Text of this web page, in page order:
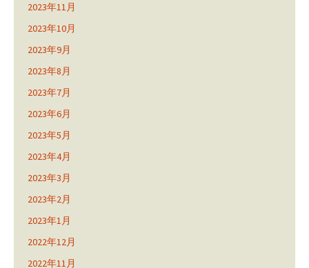
2023年11月
2023年10月
2023年9月
2023年8月
2023年7月
2023年6月
2023年5月
2023年4月
2023年3月
2023年2月
2023年1月
2022年12月
2022年11月